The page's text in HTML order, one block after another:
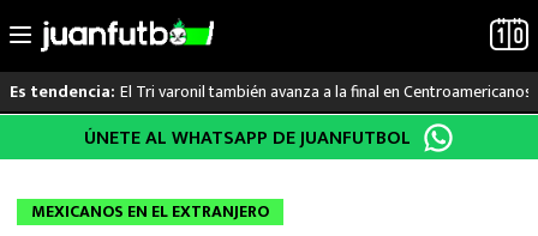
al
Es tendencia: El Tri varonil también avanza a la final en Centroamericanos
LO ÚLTIMO
LIGA MX
ÚNETE AL WHATSAPP DE JUANFUTBOL
MEXICANOS EN EL EXTRANJERO